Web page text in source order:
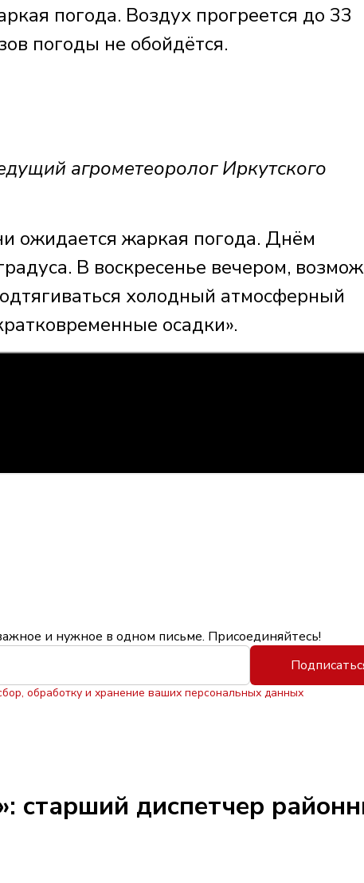
погода. Воздух прогреется до 33
погоды не обойдётся.
агрометеоролог Иркутского
ожидается жаркая погода. Днём
В воскресенье вечером,
холодный атмосферный
осадки».
и нужное в одном письме. Присоединяйтесь!
обработку и хранение ваших персональных данных
старший диспетчер